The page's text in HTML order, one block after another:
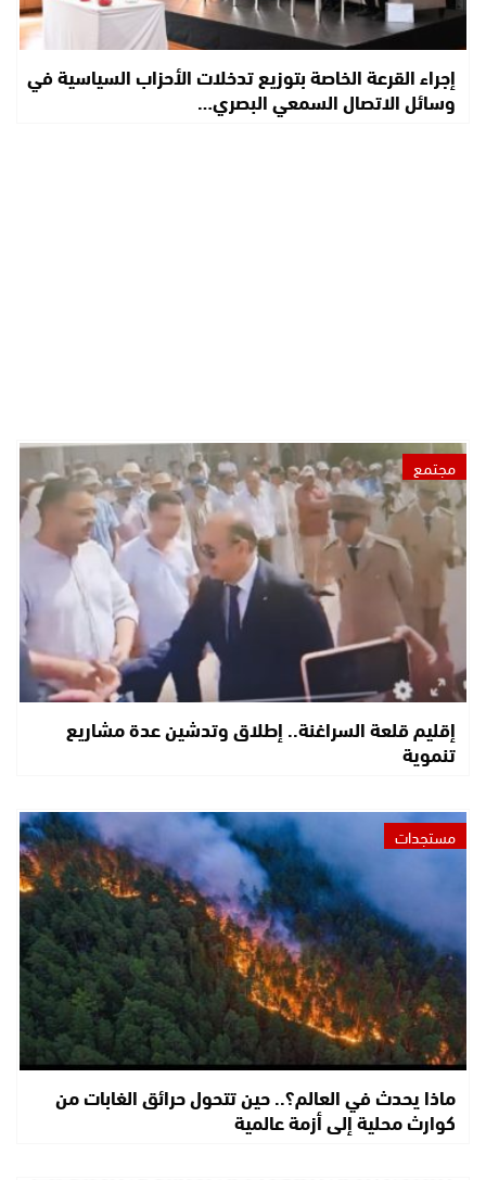
إجراء القرعة الخاصة بتوزيع تدخلات الأحزاب السياسية في
وسائل الاتصال السمعي البصري…
مجتمع
إقليم قلعة السراغنة.. إطلاق وتدشين عدة مشاريع
تنموية
مستجدات
ماذا يحدث في العالم؟.. حين تتحول حرائق الغابات من
كوارث محلية إلى أزمة عالمية